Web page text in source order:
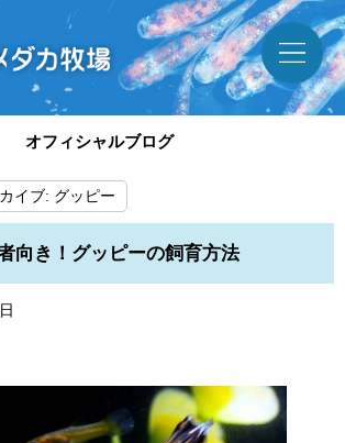
オフィシャルブログ
イブ: グッピー
向き！グッピーの飼育方法